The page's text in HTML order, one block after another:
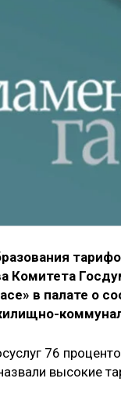
Комитета
в палате о
76
высокие